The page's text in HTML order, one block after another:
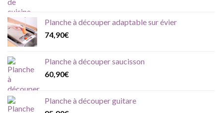
Planche à découper adaptable sur évier
74,90€
Planche à découper saucisson
60,90€
Planche à découper guitare